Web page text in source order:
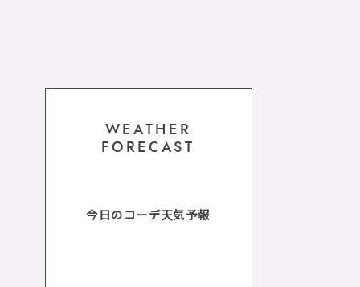
WEATHER
FORECAST
今日のコーデ天気予報